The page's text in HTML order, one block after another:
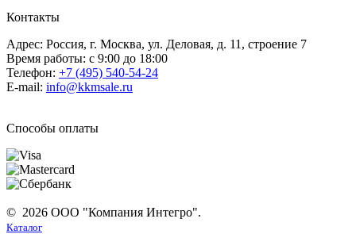
Контакты
Адрес: Россия, г. Москва, ул. Деловая, д. 11, строение 7
Время работы: с 9:00 до 18:00
Телефон: +7 (495) 540-54-24
E-mail: info@kkmsale.ru
Способы оплаты
© 2026 ООО "Компания Интегро".
Каталог